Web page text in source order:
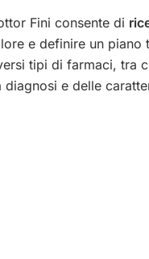
Fini consente di
e definire un
tipi di farmaci, tra
e delle